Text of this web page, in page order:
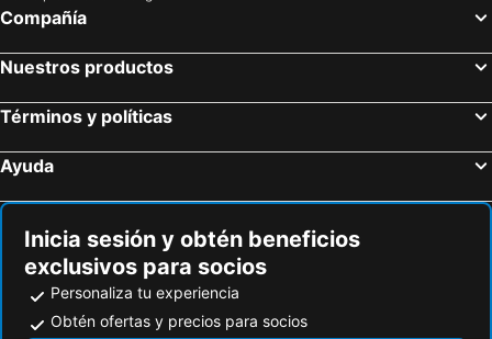
Barcelona, Cataluña Hoteles
Granada, Andalucía Hoteles
San Sebastián, País Vasco Hoteles
Palma, Islas Baleares Hoteles
Compañía
Nuestros productos
Términos y políticas
Ayuda
Inicia sesión y obtén beneficios
exclusivos para socios
Personaliza tu experiencia
Obtén ofertas y precios para socios